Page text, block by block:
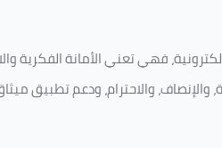
فهي تعني الأمانة
والاحترام، ودعم تطبيق